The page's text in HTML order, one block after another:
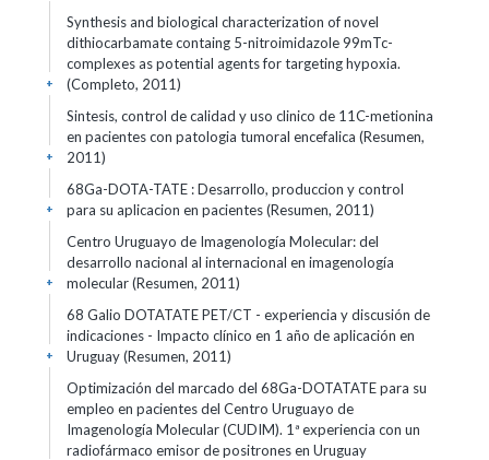
Synthesis and biological characterization of novel
dithiocarbamate containg 5-nitroimidazole 99mTc-
complexes as potential agents for targeting hypoxia.
(Completo, 2011)
+
Sintesis, control de calidad y uso clinico de 11C-metionina
en pacientes con patologia tumoral encefalica (Resumen,
2011)
+
68Ga-DOTA-TATE : Desarrollo, produccion y control
para su aplicacion en pacientes (Resumen, 2011)
+
Centro Uruguayo de Imagenología Molecular: del
desarrollo nacional al internacional en imagenología
molecular (Resumen, 2011)
+
68 Galio DOTATATE PET/CT - experiencia y discusión de
indicaciones - Impacto clínico en 1 año de aplicación en
Uruguay (Resumen, 2011)
+
Optimización del marcado del 68Ga-DOTATATE para su
empleo en pacientes del Centro Uruguayo de
Imagenología Molecular (CUDIM). 1ª experiencia con un
radiofármaco emisor de positrones en Uruguay